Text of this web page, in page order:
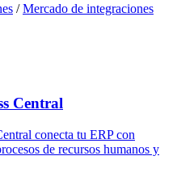
/ Mercado de integraciones
Central
conecta tu ERP con
de recursos humanos y